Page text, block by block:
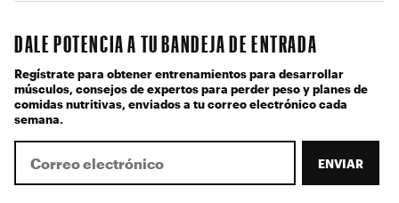
DALE POTENCIA A TU BANDEJA DE ENTRADA
Regístrate para obtener entrenamientos para desarrollar
músculos, consejos de expertos para perder peso y planes de
comidas nutritivas, enviados a tu correo electrónico cada
semana.
ENVIAR